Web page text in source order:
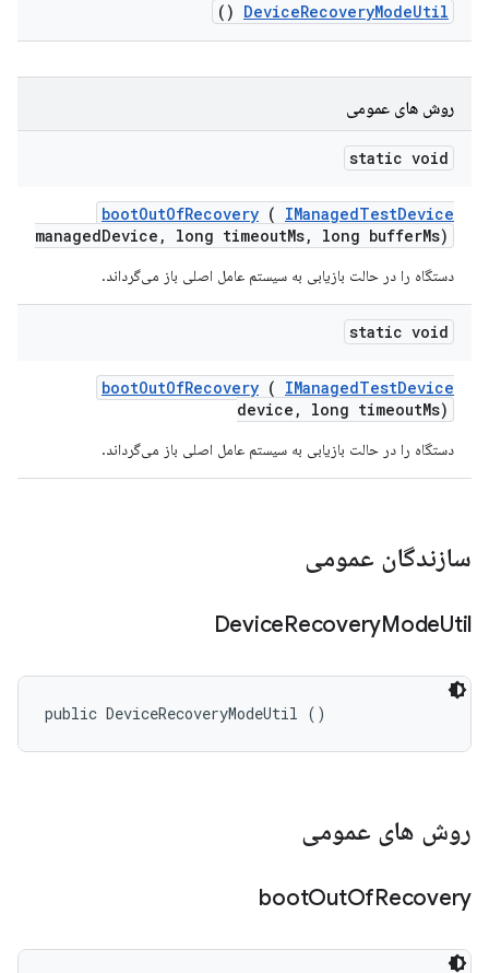
DeviceRecoveryModeUtil
()
روش های عمومی
static void
bootOutOfRecovery ( IManagedTestDevice
managedDevice , long timeoutMs, long bufferMs)
دستگاه را در حالت بازیابی به سیستم عامل اصلی باز می‌گرداند.
static void
bootOutOfRecovery ( IManagedTestDevice
device , long timeoutMs)
دستگاه را در حالت بازیابی به سیستم عامل اصلی باز می‌گرداند.
سازندگان عمومی
DeviceRecoveryModeUtil
public DeviceRecoveryModeUtil ()
روش های عمومی
bootOutOfRecovery